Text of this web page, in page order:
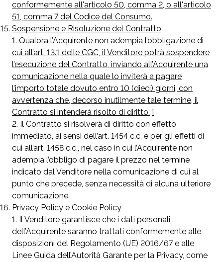
conformemente all'articolo 50, comma 2, o all'articolo
51, comma 7 del Codice del Consumo.
Sospensione e Risoluzione del Contratto
Qualora l’Acquirente non adempia l’obbligazione di
cui all’art. 13.1 delle CGC, il Venditore potrà sospendere
l’esecuzione del Contratto, inviando all’Acquirente una
comunicazione nella quale lo inviterà a pagare
l’importo totale dovuto entro 10 (dieci) giorni, con
avvertenza che, decorso inutilmente tale termine, il
Contratto si intenderà risolto di diritto. ]
Il Contratto si risolverà di diritto con effetto
immediato, ai sensi dell’art. 1454 c.c. e per gli effetti di
cui all’art. 1458 c.c., nel caso in cui l’Acquirente non
adempia l’obbligo di pagare il prezzo nel termine
indicato dal Venditore nella comunicazione di cui al
punto che precede, senza necessità di alcuna ulteriore
comunicazione.
Privacy Policy e Cookie Policy
Il Venditore garantisce che i dati personali
dell’Acquirente saranno trattati conformemente alle
disposizioni del Regolamento (UE) 2016/67 e alle
Linee Guida dell’Autorità Garante per la Privacy, come